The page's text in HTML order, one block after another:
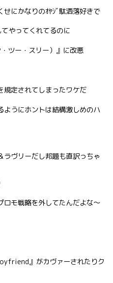
にかなりのｵﾔｼﾞ駄洒落好きで
やってくれてるのに
ツー・スリー）』に改悪
規定されてしまったワケだ
ようにホントは結構激しめのハ
ヴリーだし邦題も直訳っちゃ
ロモ戦略を外してたんだよな〜
』がカヴァーされたりク